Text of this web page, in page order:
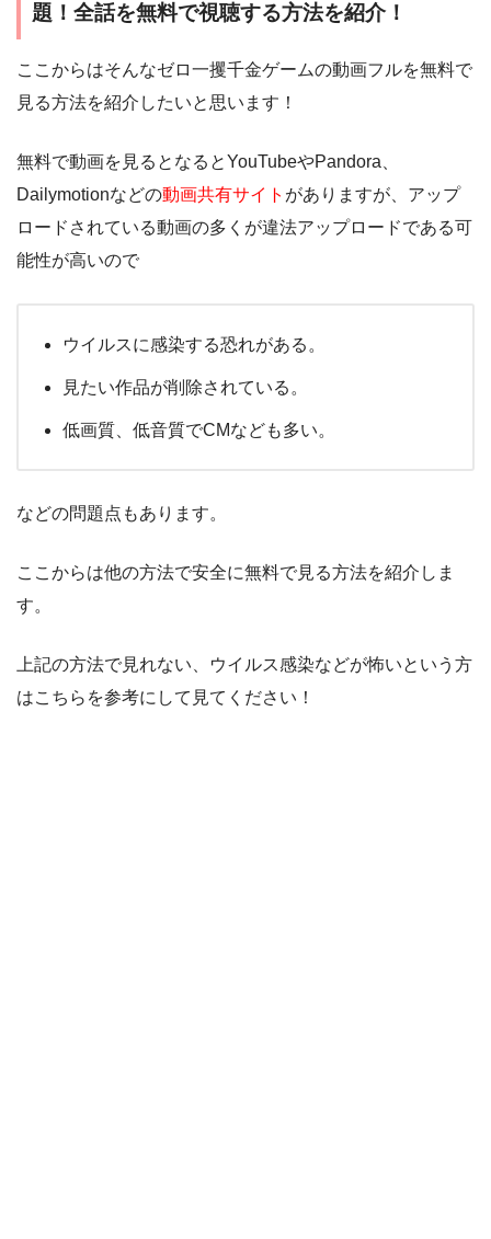
題！全話を無料で視聴する方法を紹介！
ここからはそんなゼロ一攫千金ゲームの動画フルを無料で
見る方法を紹介したいと思います！
無料で動画を見るとなるとYouTubeやPandora、
Dailymotionなどの動画共有サイト がありますが、アップ
ロードされている動画の多くが違法アップロードである可
能性が高いので
ウイルスに感染する恐れがある。
見たい作品が削除されている。
低画質、低音質でCMなども多い。
などの問題点もあります。
ここからは他の方法で安全に無料で見る方法を紹介しま
す。
上記の方法で見れない、ウイルス感染などが怖いという方
はこちらを参考にして見てください！